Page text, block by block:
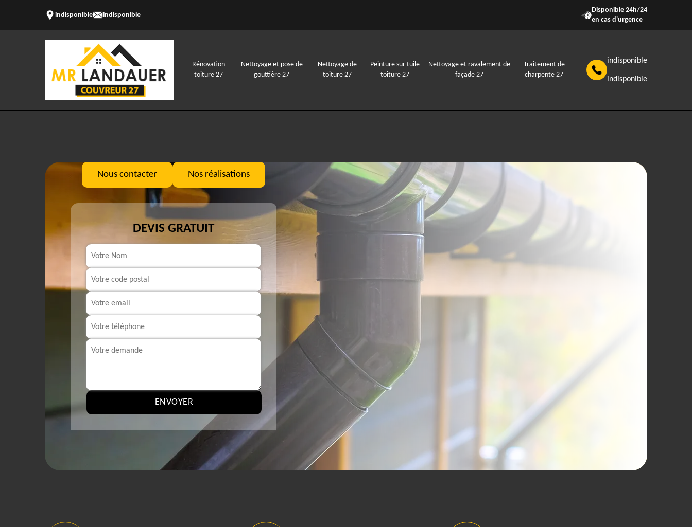
indisponible indisponible
Disponible 24h/24
en cas d'urgence
Rénovation
toiture 27
Nettoyage et pose de
gouttière 27
Nettoyage de
toiture 27
Peinture sur tuile
toiture 27
Nettoyage et ravalement de
façade 27
Traitement de
charpente 27
indisponible
indisponible
Nous contacter Nos réalisations
DEVIS GRATUIT